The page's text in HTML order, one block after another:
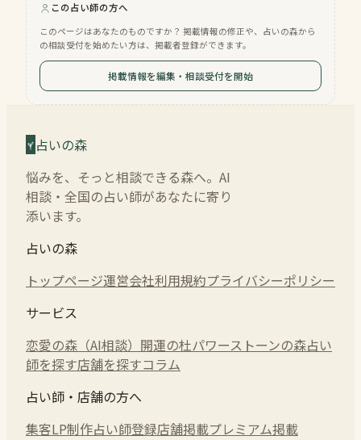
この占い師の方へ
このページはあなたのものですか？ 掲載情報の修正や、占いの森から
の相談受付を始めたい方は、掲載者登録ができます。
掲載情報を編集・相談受付を開始
占いの森
悩みを、そっと相談できる森へ。AI
相談・全国の占い師があなたに寄り
添います。
占いの森
トップページ運営会社利用規約プライバシーポリシー
サービス
恋愛の森（AI相談） 開運の杜パワーストーンの森占い
師を探す店舗を探すコラム
占い師・店舗の方へ
集客LP制作占い師登録店舗掲載プレミアム掲載